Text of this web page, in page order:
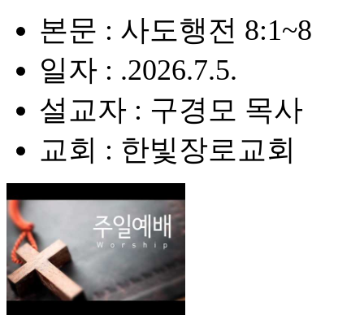
본문 : 사도행전 8:1~8
일자 : .2026.7.5.
설교자 : 구경모 목사
교회 : 한빛장로교회